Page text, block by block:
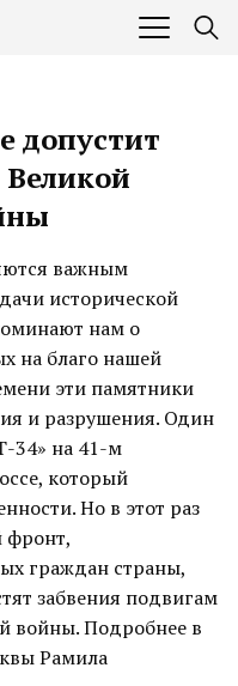
допустит
Великой
важным
исторической
нам о
на благо нашей
эти памятники
и разрушения. Один
34» на 41-м
который
Но в этот раз
граждан страны,
забвения подвигам
войны. Подробнее в
Рамила